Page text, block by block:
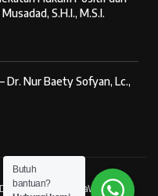
S.H.I., M.S.I.
Dr. Nur Baety Sofyan, Lc.,
by AntaWeb
Butuh
bantuan?